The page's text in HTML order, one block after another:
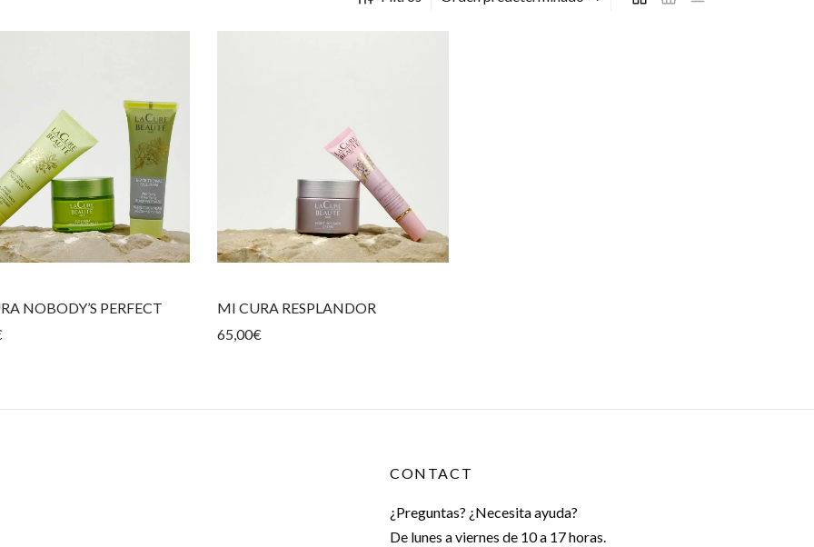
NOBODY’S PERFECT
MI CURA RESPLANDOR
65,00€
CONTACT
¿Preguntas? ¿Necesita ayuda?
De lunes a viernes de 10 a 17 horas.